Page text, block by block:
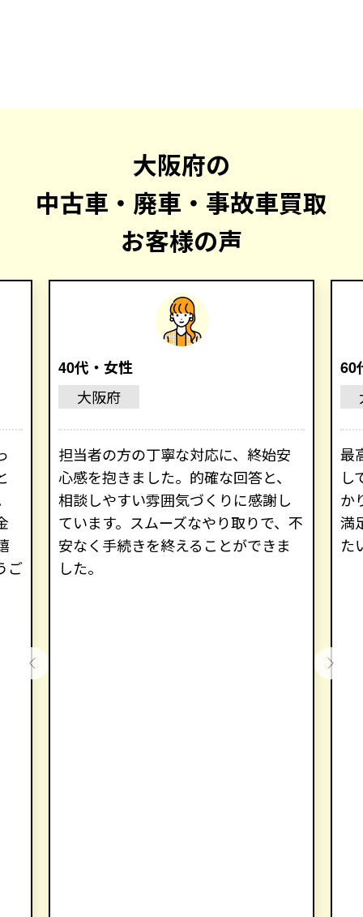
大阪府の
中古車・廃車・事故車買取
お客様の声
ご
40代・女性
大阪府
担当者の方の丁寧な対応に、終始安
心感を抱きました。的確な回答と、
相談しやすい雰囲気づくりに感謝し
ています。スムーズなやり取りで、不
安なく手続きを終えることができま
した。
60
最
し
か
満
た